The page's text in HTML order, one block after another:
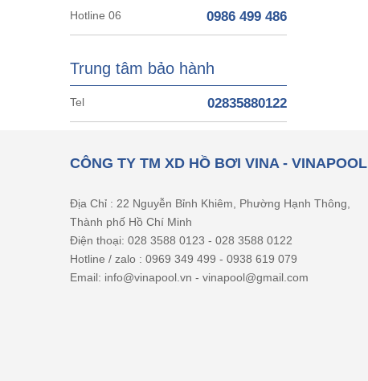
Hotline 06 0986 499 486
Trung tâm bảo hành
Tel 02835880122
CÔNG TY TM XD HỒ BƠI VINA - VINAPOOL
Địa Chỉ : 22 Nguyễn Bỉnh Khiêm, Phường Hạnh Thông,
Thành phố Hồ Chí Minh
Điện thoại: 028 3588 0123 - 028 3588 0122
Hotline / zalo : 0969 349 499 - 0938 619 079
Email: info@vinapool.vn - vinapool@gmail.com